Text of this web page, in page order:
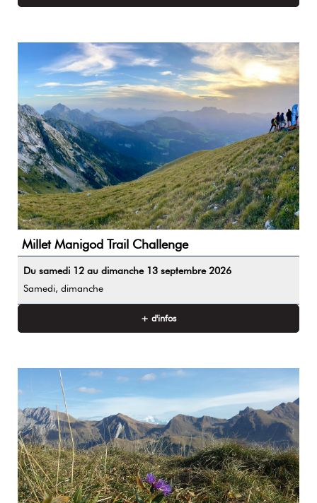
Millet Manigod Trail Challenge
Du samedi 12 au dimanche 13 septembre 2026
Samedi, dimanche
+ d'infos